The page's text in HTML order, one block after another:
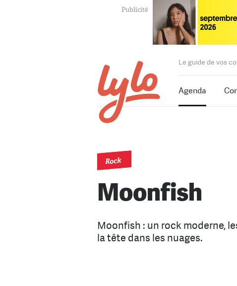
Le guide de vos
Agenda
Rock
Moonfish
Moonfish : un rock moderne,
la tête dans les nuages.